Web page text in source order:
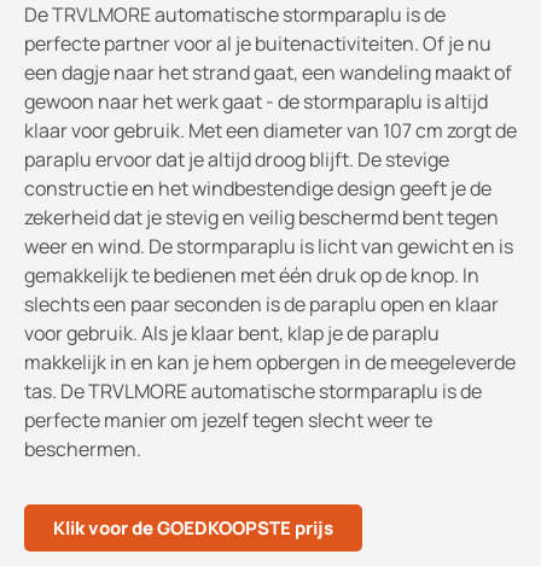
De TRVLMORE automatische stormparaplu is de
perfecte partner voor al je buitenactiviteiten. Of je nu
een dagje naar het strand gaat, een wandeling maakt of
gewoon naar het werk gaat - de stormparaplu is altijd
klaar voor gebruik. Met een diameter van 107 cm zorgt de
paraplu ervoor dat je altijd droog blijft. De stevige
constructie en het windbestendige design geeft je de
zekerheid dat je stevig en veilig beschermd bent tegen
weer en wind. De stormparaplu is licht van gewicht en is
gemakkelijk te bedienen met één druk op de knop. In
slechts een paar seconden is de paraplu open en klaar
voor gebruik. Als je klaar bent, klap je de paraplu
makkelijk in en kan je hem opbergen in de meegeleverde
tas. De TRVLMORE automatische stormparaplu is de
perfecte manier om jezelf tegen slecht weer te
beschermen.
Klik voor de GOEDKOOPSTE prijs